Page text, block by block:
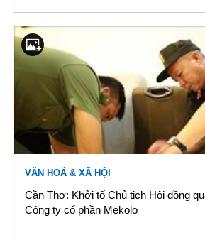
VĂN HOÁ & XÃ HỘI
Cần Thơ: Khởi tố Chủ tịch Hội đồng
Công ty cổ phần Mekolo